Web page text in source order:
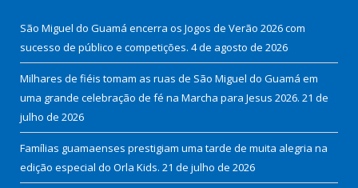
São Miguel do Guamá encerra os Jogos de Verão 2026 com
sucesso de público e competições. 4 de agosto de 2026
Milhares de fiéis tomam as ruas de São Miguel do Guamá em
uma grande celebração de fé na Marcha para Jesus 2026. 21 de
julho de 2026
Famílias guamaenses prestigiam uma tarde de muita alegria na
edição especial do Orla Kids. 21 de julho de 2026